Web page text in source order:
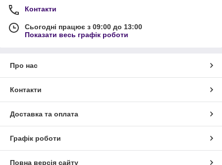
Контакти
Сьогодні працює з 09:00 до 13:00
Показати весь графік роботи
Про нас
Контакти
Доставка та оплата
Графік роботи
Повна версія сайту